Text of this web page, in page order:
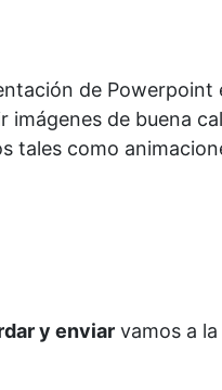
de
imágenes de buena
tales como
y enviar vamos a